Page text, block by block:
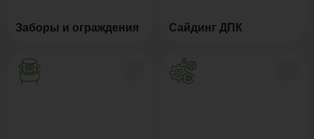
Заборы и ограждения Сайдинг ДПК